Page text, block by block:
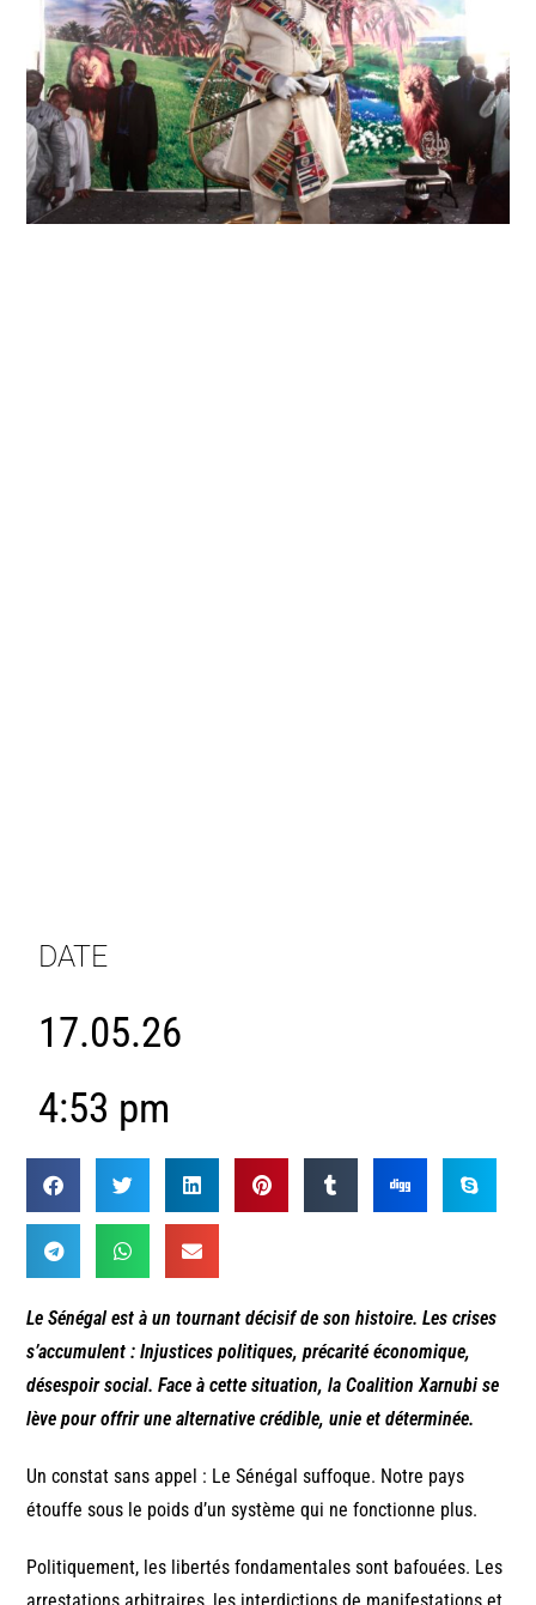
DATE
17.05.26
4:53 pm
Le Sénégal est à un tournant décisif de son histoire. Les crises
s’accumulent : Injustices politiques, précarité économique,
désespoir social. Face à cette situation, la Coalition Xarnubi se
lève pour offrir une alternative crédible, unie et déterminée.
Un constat sans appel : Le Sénégal suffoque. Notre pays
étouffe sous le poids d’un système qui ne fonctionne plus.
Politiquement, les libertés fondamentales sont bafouées. Les